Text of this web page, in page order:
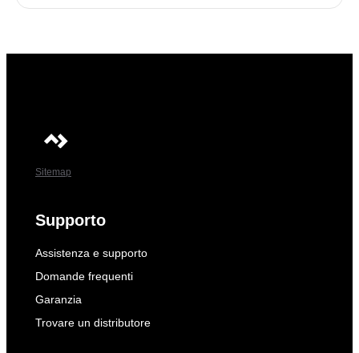
Sitemap
Supporto
Assistenza e supporto
Domande frequenti
Garanzia
Trovare un distributore